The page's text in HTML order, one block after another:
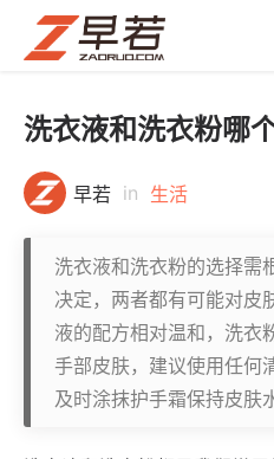
洗衣液和洗衣粉哪
早若 in 生活
洗衣液和洗衣粉的选择需
决定，两者都有可能对皮
液的配方相对温和，洗衣
手部皮肤，建议使用任何
及时涂抹护手霜保持皮肤